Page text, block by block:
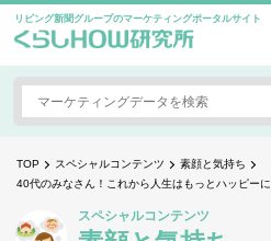
リビング新聞グループのマーケティングポータルサイト
TOP スペシャルコンテンツ
素顔と気持ち
40代のみなさん！これから人生はもっとハッピーに
スペシャルコンテンツ